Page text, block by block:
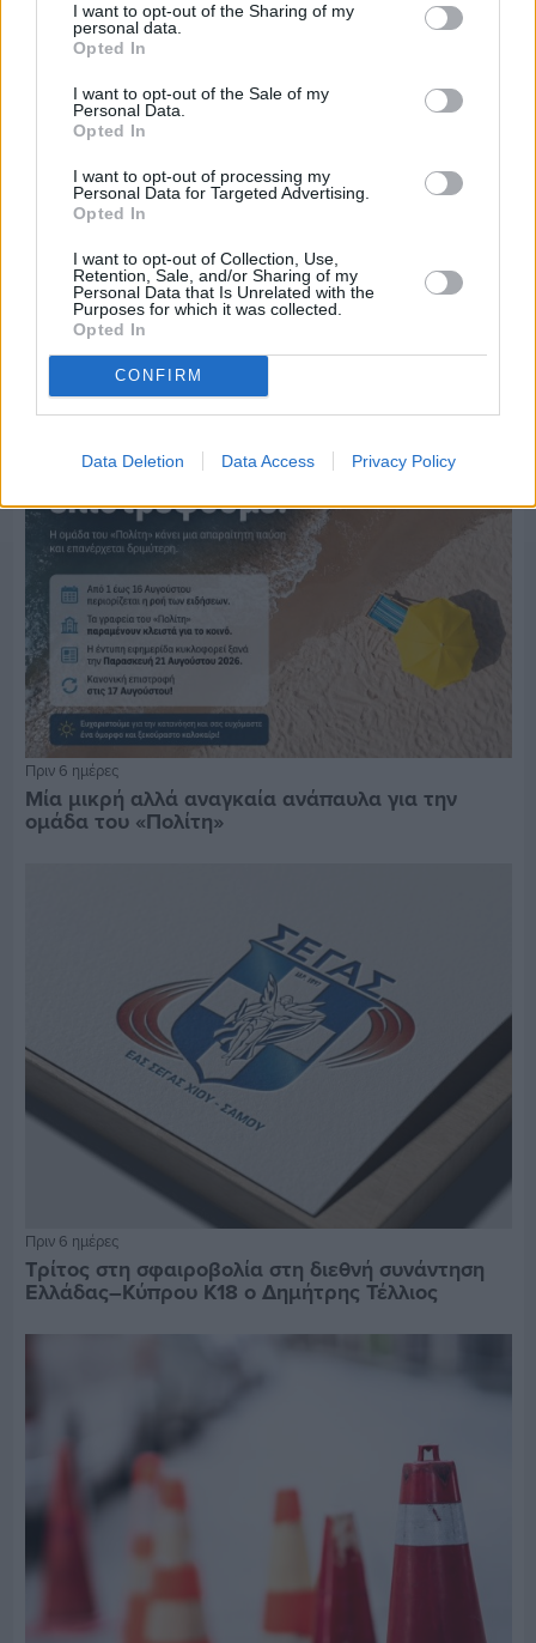
I want to opt-out of the Sharing of my
personal data.
Opted In
I want to opt-out of the Sale of my
Personal Data.
Opted In
I want to opt-out of processing my
Personal Data for Targeted Advertising.
Opted In
I want to opt-out of Collection, Use,
Retention, Sale, and/or Sharing of my
Personal Data that Is Unrelated with the
Purposes for which it was collected.
Opted In
CONFIRM
Data Deletion Data Access Privacy Policy
Ο καιρός στη Χίο, σήμερα 3 Αυγούστου 2026
Πριν 6 ημέρες
Μία μικρή αλλά αναγκαία ανάπαυλα για την
ομάδα του «Πολίτη»
Πριν 6 ημέρες
Τρίτος στη σφαιροβολία στη διεθνή συνάντηση
Ελλάδας–Κύπρου Κ18 ο Δημήτρης Τέλλιος